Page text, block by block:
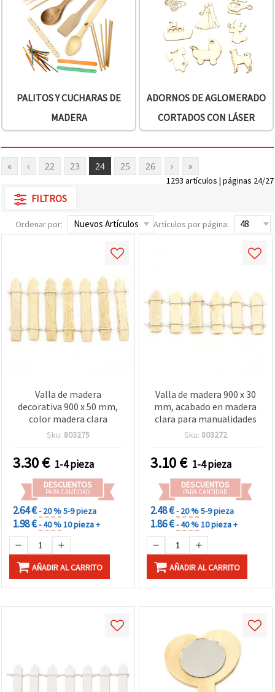
PALITOS Y CUCHARAS DE
MADERA
ADORNOS DE AGLOMERADO
CORTADOS CON LÁSER
« ‹ 22 23 24 25 26 › »
1293 artículos | páginas 24/27
FILTROS
Ordenar por: Artículos por página:
Valla de madera
decorativa 900 x 50 mm,
color madera clara
Sku: 803275
3.30€ 1-4 pieza
DESCUENTOS
PARA CANTIDAD
2.64 €- 20 %5-9 pieza
1.98 €- 40 %10 pieza +
AÑADIR AL CARRITO
Valla de madera 900 x 30
mm, acabado en madera
clara para manualidades
Sku: 803272
3.10€ 1-4 pieza
DESCUENTOS
PARA CANTIDAD
2.48 €- 20 %5-9 pieza
1.86 €- 40 %10 pieza +
AÑADIR AL CARRITO